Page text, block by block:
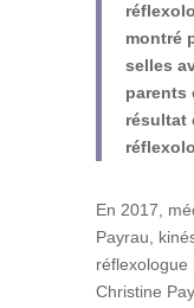
montré
selles
parents
résultat
En 2017,
Payrau,
réflexologue
Christine